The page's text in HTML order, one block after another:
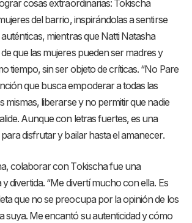
cosas extraordinarias: Tokischa
del barrio, inspirándolas a sentirse
mientras que Natti Natasha
que las mujeres pueden ser madres y
tiempo, sin ser objeto de críticas. “No Pare
que busca empoderar a todas las
mismas, liberarse y no permitir que nadie
Aunque con letras fuertes, es una
disfrutar y bailar hasta el amanecer.
colaborar con Tokischa fue una
divertida. “Me divertí mucho con ella. Es
que no se preocupa por la opinión de los
suya. Me encantó su autenticidad y cómo